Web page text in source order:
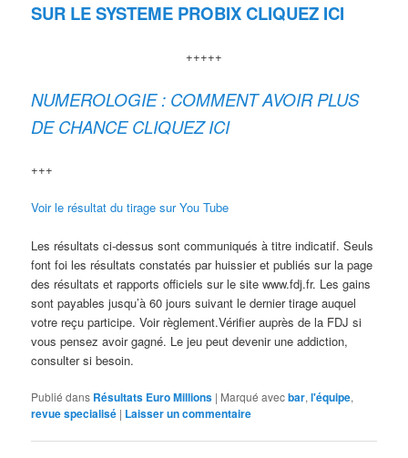
SUR LE SYSTEME PROBIX CLIQUEZ ICI
+++++
NUMEROLOGIE : COMMENT AVOIR PLUS
DE CHANCE CLIQUEZ ICI
+++
Voir le résultat du tirage sur You Tube
Les résultats ci-dessus sont communiqués à titre indicatif. Seuls
font foi les résultats constatés par huissier et publiés sur la page
des résultats et rapports officiels sur le site www.fdj.fr. Les gains
sont payables jusqu’à 60 jours suivant le dernier tirage auquel
votre reçu participe. Voir règlement.Vérifier auprès de la FDJ si
vous pensez avoir gagné. Le jeu peut devenir une addiction,
consulter si besoin.
Publié dans Résultats Euro Millions | Marqué avecbar,l'équipe,
revue specialisé | Laisser un commentaire